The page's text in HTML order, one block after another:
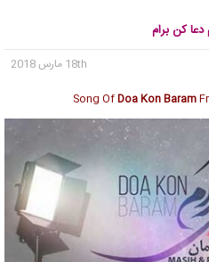
کن برام
18th مارس 2018
Song OfDoa Kon Baram